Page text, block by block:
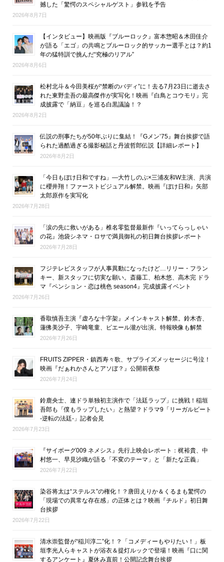
撼した「驚愕のスペシャルゲスト」参戦を予告
2026年8月7日
【インタビュー】映画版『ブルーロック』富本惣昭＆木田佳介
が語る「エゴ」の共鳴とブルーロック的サッカー選手とは？約1
年の猛特訓で挑んだ“究極のリアル”
2026年8月6日
松村北斗＆今田美桜が“禁断のバディ”に！去る7月23日に逝去さ
れた東野圭吾の最高傑作が実写化！映画『白鳥とコウモリ』完
成披露で「納豆」を巡る白黒議論！？
2026年8月2日
伝説の刑事たちが50年ぶりに集結！『Gメン’75』舞台挨拶で語
られた過酷過ぎる撮影秘話と丹波哲郎伝説【詳細レポート】
2026年8月2日
「今日もぼけ日和ですね」―大竹しのぶ×三浦友和W主演、共演
に櫻井翔！ファーストビジュアル解禁。映画『ぼけ日和』矢部
太郎原作を実写化
2026年7月28日
「涙の先に救いがある」椎名零監督最新作『いってらっしゃい
の花』池袋シネマ・ロサで満員御礼の初日舞台挨拶レポート
2026年7月28日
フジテレビスタッフが人事異動になったけど…リリー・フラン
キー、新スタッフに切実な願い。斎藤工、柏木悠、高木完 ドラ
マ『ペンション・恋は桃色 season4』完成披露イベント
2026年7月26日
香取慎吾主演『虚ろな十字架』メインキャスト解禁。鈴木杏、
蓮佛美沙子、宇崎竜童、ピエール瀧が出演。特報映像も解禁
2026年7月26日
FRUITS ZIPPER・鎮西寿々歌、サプライズメッセージに号泣！
映画『だぁれかさんとアソぼ？』公開前夜祭
2026年7月24日
鈴鹿央士、連ドラ単独初主演作で「法廷ラップ」に挑戦！稲垣
吾郎も「僕もラップしたい」と熱望？ドラマ9「リーガルビート
-逆転の法廷-」記者会見
2026年7月23日
『サイボーグ009 ネメシス』先行上映会レポート：梶裕貴、中
村悠一、早見沙織が語る「不変のテーマ」と「新たな正義」
2026年7月22日
染谷将太は“ステルス”の権化！？唐田えりか＆くるまも驚愕の
「現場での異常な存在感」の正体とは？映画『チルド』初日舞
台挨拶
2026年7月22日
清水崇監督が“稲川淳二”化！？「コメディーもやりたい！」板
垣李光人らキャストが浴衣＆提灯ルックで登場！映画『口に関
するアンケート』夏休み直前！公開記念舞台挨拶